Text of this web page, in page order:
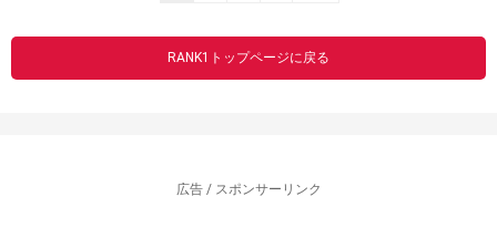
RANK1トップページに戻る
広告 / スポンサーリンク